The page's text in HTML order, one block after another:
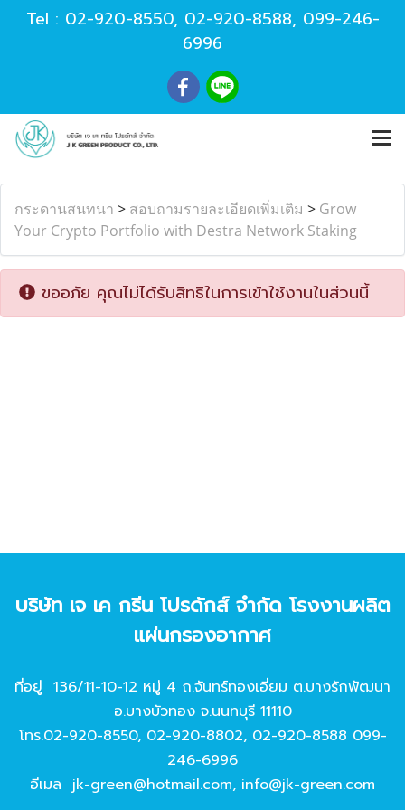
Tel : 02-920-8550, 02-920-8588, 099-246-
6996
กระดานสนทนา > สอบถามรายละเอียดเพิ่มเติม > Grow
Your Crypto Portfolio with Destra Network Staking
ขออภัย คุณไม่ได้รับสิทธิในการเข้าใช้งานในส่วนนี้
บริษัท เจ เค กรีน โปรดักส์ จํากัด โรงงานผลิต
แผ่นกรองอากาศ
ที่อยู่ 136/11-10-12 หมู่ 4 ถ.จันทร์ทองเอี่ยม ต.บางรักพัฒนา
อ.บางบัวทอง จ.นนทบุรี 11110
โทร.02-920-8550, 02-920-8802, 02-920-8588 099-
246-6996
อีเมล jk-green@hotmail.com, info@jk-green.com